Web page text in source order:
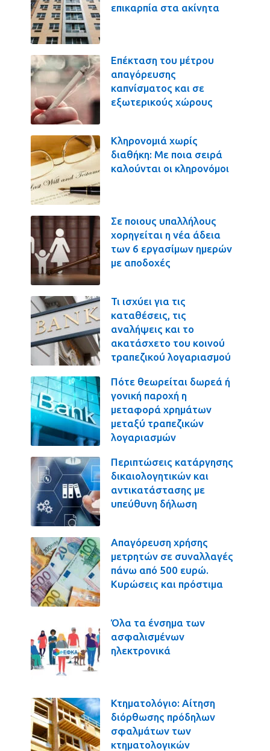
επικαρπία στα ακίνητα
Επέκταση του μέτρου
απαγόρευσης
καπνίσματος και σε
εξωτερικούς χώρους
Κληρονομιά χωρίς
διαθήκη: Με ποια σειρά
καλούνται οι κληρονόμοι
Σε ποιους υπαλλήλους
χορηγείται η νέα άδεια
των 6 εργασίμων ημερών
με αποδοχές
Τι ισχύει για τις
καταθέσεις, τις
αναλήψεις και το
ακατάσχετο του κοινού
τραπεζικού λογαριασμού
Πότε θεωρείται δωρεά ή
γονική παροχή η
μεταφορά χρημάτων
μεταξύ τραπεζικών
λογαριασμών
Περιπτώσεις κατάργησης
δικαιολογητικών και
αντικατάστασης με
υπεύθυνη δήλωση
Απαγόρευση χρήσης
μετρητών σε συναλλαγές
πάνω από 500 ευρώ.
Κυρώσεις και πρόστιμα
Όλα τα ένσημα των
ασφαλισμένων
ηλεκτρονικά
Κτηματολόγιο: Αίτηση
διόρθωσης πρόδηλων
σφαλμάτων των
κτηματολογικών